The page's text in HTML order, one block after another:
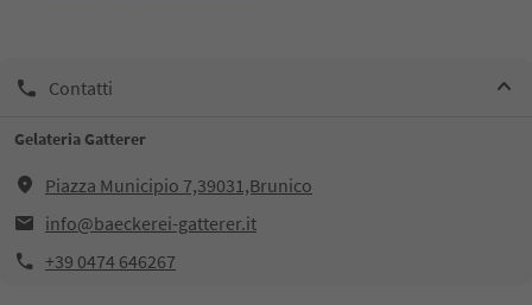
Contatti
Gelateria Gatterer
Piazza Municipio 7,39031,Brunico
info@baeckerei-gatterer.it
+39 0474 646267